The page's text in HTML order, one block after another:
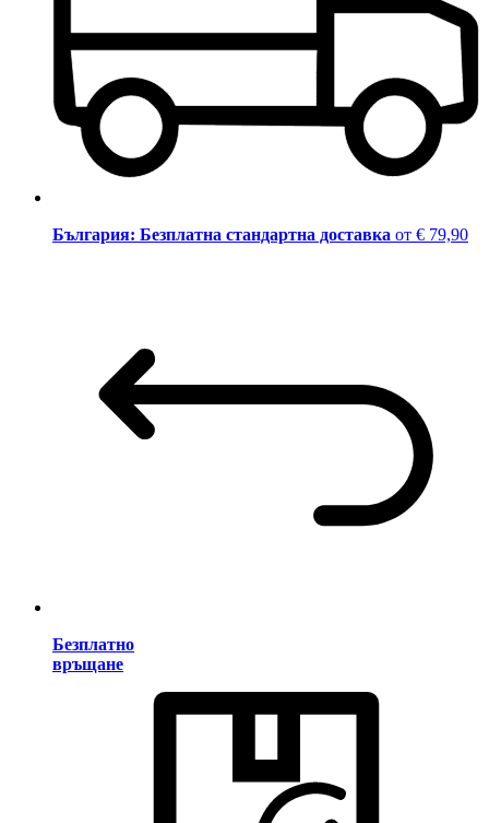
България: Безплатна стандартна доставка от € 79,90
Безплатно
връщане